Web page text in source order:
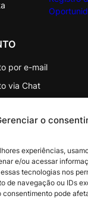
o
experiências,
e/ou acessar
tecnologias nos
de navegação ou IDs
consentimento pode
por e-mail
via Chat
e Devoluções